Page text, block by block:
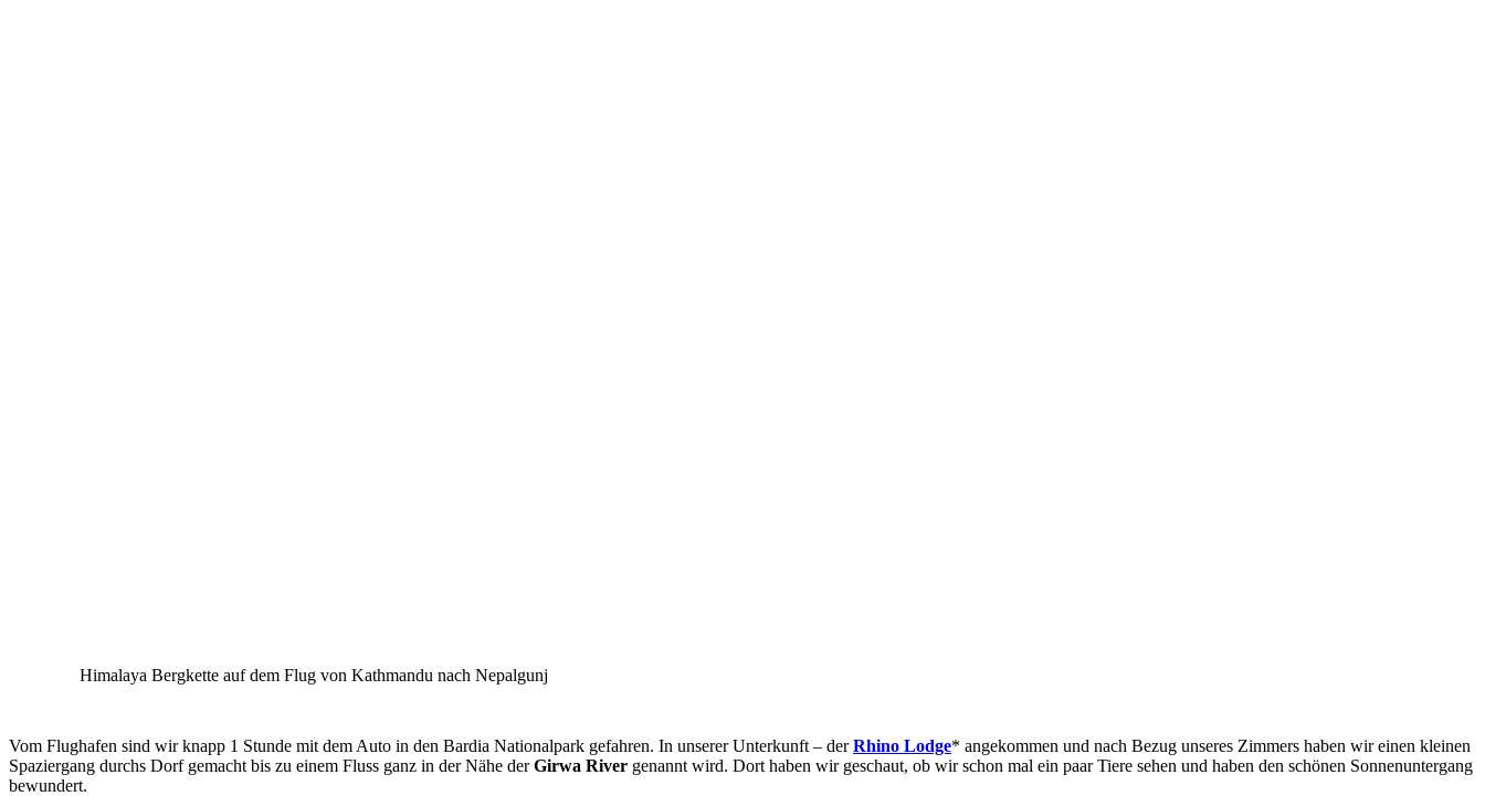
Himalaya Bergkette auf dem Flug von Kathmandu nach Nepalgunj
Vom Flughafen sind wir knapp 1 Stunde mit dem Auto in den Bardia Nationalpark gefahren. In unserer Unterkunft – derRhino Lodge* angekommen und nach Bezug unseres Zimmers haben wir einen kleinen
Spaziergang durchs Dorf gemacht bis zu einem Fluss ganz in der Nähe derGirwa River genannt wird. Dort haben wir geschaut, ob wir schon mal ein paar Tiere sehen und haben den schönen Sonnenuntergang
bewundert.